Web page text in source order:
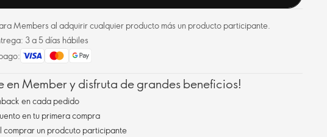
Members al adquirir cualquier producto más un producto participante.
3 a 5 días hábiles
en Member y disfruta de grandes beneficios!
en cada pedido
en tu primera compra
comprar un prodcuto participante